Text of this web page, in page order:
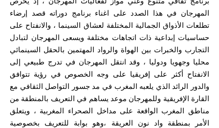
المهرجان في هذا الصدد على اغناء برنامج دوراته قصد إرضاء
تطلعات الأذواق الجمالية المختلفة لعشاق السينما ، والانفتاح على
حساسيات إبداعية ذات اتجاهات مختلفة ويسعى المهرجان لتبادل
التجارب والخبرات بين الهواة والرواد المهتمين بالحقل السينمائي
محليا وجهويا ودوليا ، وقد انتقل المهرجان في تدرج طبيعي إلى
الانفتاح أكثر على إفريقيا على وجه الخصوص في رؤية تتوافق
والدور الرائد الذي يلعبه المغرب في مد جسور التواصل الثقافي مع
القارة الإفريقية وللمهرجان موعد يساهم في التعريف بالمنطقة من
مناطق المغرب الواقعة على مداخل الصحراء المغربية ، ويتعلق
الأمر بمنطقة واد نون العريقة ،وهو بوابة للتعريف بخصوصية